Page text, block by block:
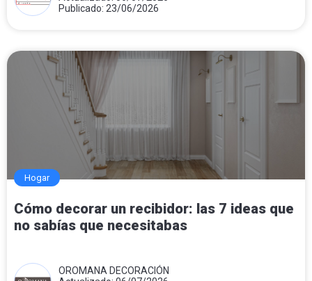
Publicado: 23/06/2026
Hogar
Cómo decorar un recibidor: las 7 ideas que
no sabías que necesitabas
OROMANA DECORACIÓN